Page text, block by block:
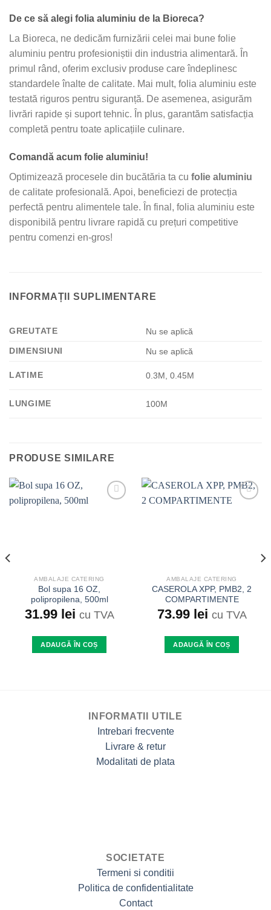
De ce să alegi folia aluminiu de la Bioreca?
La Bioreca, ne dedicăm furnizării celei mai bune folie
aluminiu pentru profesioniștii din industria alimentară. În
primul rând, oferim exclusiv produse care îndeplinesc
standardele înalte de calitate. Mai mult, folia aluminiu este
testată riguros pentru siguranță. De asemenea, asigurăm
livrări rapide și suport tehnic. În plus, garantăm satisfacția
completă pentru toate aplicațiile culinare.
Comandă acum folie aluminiu!
Optimizează procesele din bucătăria ta cu folie aluminiu
de calitate profesională. Apoi, beneficiezi de protecția
perfectă pentru alimentele tale. În final, folia aluminiu este
disponibilă pentru livrare rapidă cu prețuri competitive
pentru comenzi en-gros!
INFORMAȚII SUPLIMENTARE
GREUTATE
Nu se aplică
DIMENSIUNI
Nu se aplică
LATIME 0.3M, 0.45M
LUNGIME 100M
PRODUSE SIMILARE
AMBALAJE CATERING
Bol supa 16 OZ,
polipropilena, 500ml
31.99 lei cu TVA
ADAUGĂ ÎN COȘ
AMBALAJE CATERING
CASEROLA XPP, PMB2, 2
COMPARTIMENTE
73.99 lei cu TVA
ADAUGĂ ÎN COȘ
INFORMATII UTILE
Intrebari frecvente
Livrare & retur
Modalitati de plata
SOCIETATE
Termeni si conditii
Politica de confidentialitate
Contact